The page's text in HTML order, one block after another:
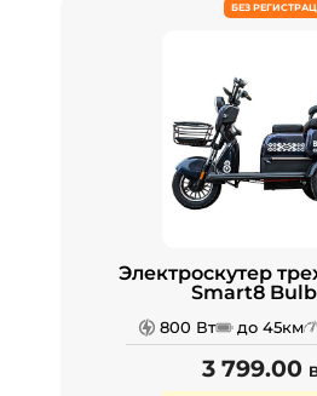
БЕЗ
Электроскутер
Smart8
800 Вт до 45км
3 799.00